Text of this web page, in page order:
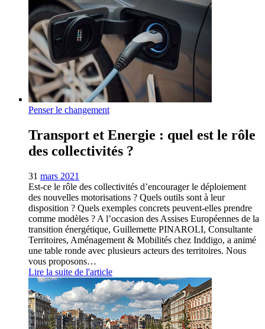
Penser le changement
Transport et Energie : quel est le rôle
des collectivités ?
31 mars 2021
Est-ce le rôle des collectivités d’encourager le déploiement
des nouvelles motorisations ? Quels outils sont à leur
disposition ? Quels exemples concrets peuvent-elles prendre
comme modèles ? A l’occasion des Assises Européennes de la
transition énergétique, Guillemette PINAROLI, Consultante
Territoires, Aménagement & Mobilités chez Inddigo, a animé
une table ronde avec plusieurs acteurs des territoires. Nous
vous proposons…
Lire la suite de l'article